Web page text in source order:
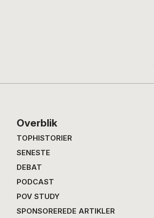
Footer
Overblik
TOPHISTORIER
SENESTE
DEBAT
PODCAST
POV STUDY
SPONSOREREDE ARTIKLER